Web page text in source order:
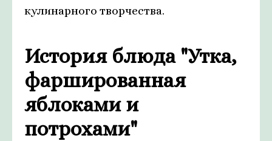
кулинарного творчества.
История блюда "Утка,
фаршированная
яблоками и
потрохами"